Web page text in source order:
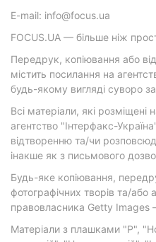
E-mail: info@focus.ua
FOCUS.UA — більше ніж
Передрук, копіювання або
містить посилання на
будь-якому вигляді суворо
Всі матеріали, які
агентство "Інтерфакс-
відтворенню та/чи
інакше як з письмового
Будь-яке копіювання,
фотографічних творів та/або
правовласника Getty Images
Матеріали з плашками "Р",